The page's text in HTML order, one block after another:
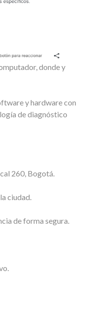
donde y
y hardware con
de diagnóstico
260, Bogotá.
ciudad.
de forma segura.